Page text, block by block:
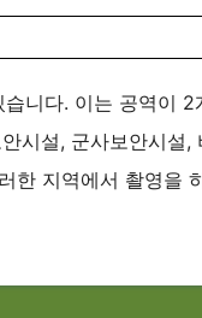
니다. 이는 공역이
시설, 군사보안시설,
한 지역에서 촬영을